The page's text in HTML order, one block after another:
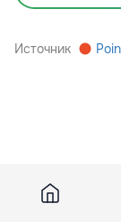
Источник